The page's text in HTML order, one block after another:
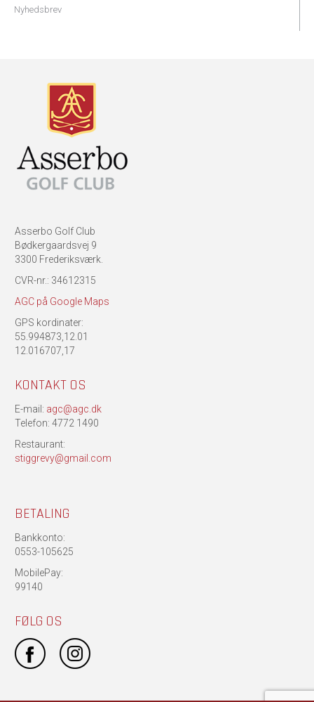
Nyhedsbrev
Asserbo Golf Club
Bødkergaardsvej 9
3300 Frederiksværk.
CVR-nr.: 34612315
AGC på Google Maps
GPS kordinater:
55.994873,12.01
12.016707,17
KONTAKT OS
E-mail: agc@agc.dk
Telefon: 4772 1490
Restaurant:
stiggrevy@gmail.com
BETALING
Bankkonto:
0553-105625
MobilePay:
99140
FØLG OS